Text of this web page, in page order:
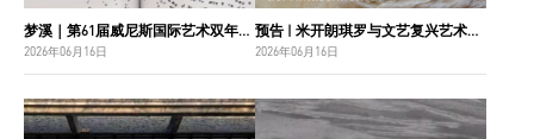
梦溪｜第61届威尼斯国际艺术双年展中国国家馆主视觉设计
2026年06月16日
预告 | 米开朗琪罗与文艺复兴艺术巨匠：佛罗伦萨博纳罗蒂之家珍藏
2026年06月16日